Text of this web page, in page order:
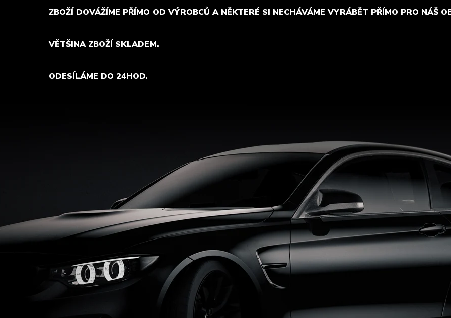
ZBOŽÍ DOVÁŽÍME PŘÍMO OD VÝROBCŮ A NĚKTERÉ SI NECHÁVÁME VYRÁBĚT PŘÍMO PRO NÁŠ
VĚTŠINA ZBOŽÍ SKLADEM.
ODESÍLÁME DO 24HOD.